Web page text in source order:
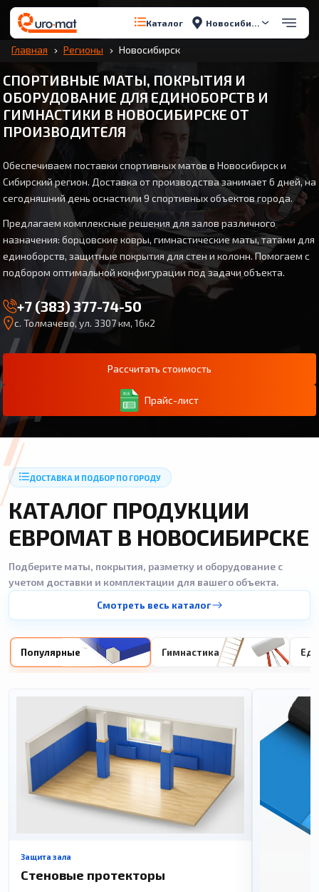
Каталог Новосибирск
Главная Регионы Новосибирск
СПОРТИВНЫЕ МАТЫ, ПОКРЫТИЯ И
ОБОРУДОВАНИЕ ДЛЯ ЕДИНОБОРСТВ И
ГИМНАСТИКИ В НОВОСИБИРСКЕ ОТ
ПРОИЗВОДИТЕЛЯ
Обеспечиваем поставки спортивных матов в Новосибирск и
Сибирский регион. Доставка от производства занимает 6 дней, на
сегодняшний день оснастили 9 спортивных объектов города.
Предлагаем комплексные решения для залов различного
назначения: борцовские ковры, гимнастические маты, татами для
единоборств, защитные покрытия для стен и колонн. Помогаем с
подбором оптимальной конфигурации под задачи объекта.
+7 (383) 377-74-50
с. Толмачево, ул. 3307 км, 16к2
Рассчитать стоимость
Прайс-лист
ДОСТАВКА И ПОДБОР ПО ГОРОДУ
КАТАЛОГ ПРОДУКЦИИ
ЕВРОМАТ В НОВОСИБИРСКЕ
Подберите маты, покрытия, разметку и оборудование с
учетом доставки и комплектации для вашего объекта.
Смотреть весь каталог
Популярные Гимнастика
Защита зала
Стеновые протекторы